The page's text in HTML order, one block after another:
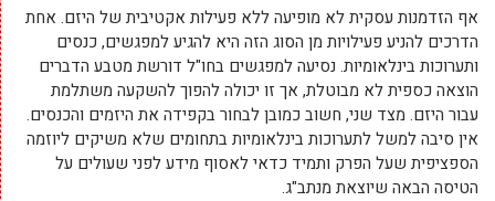
אף הזדמנות עסקית לא מופיעה ללא פעילות אקטיבית של היזם. אחת
הדרכים להניע פעילויות מן הסוג הזה היא להגיע למפגשים, כנסים
ותערוכות בינלאומיות. נסיעה למפגשים בחו"ל דורשת מטבע הדברים
הוצאה כספית לא מבוטלת, אך זו יכולה להפוך להשקעה משתלמת
עבור היזם. מצד שני, חשוב כמובן לבחור בקפידה את היזמים והכנסים.
אין סיבה למשל לתערוכות בינלאומיות בתחומים שלא משיקים ליוזמה
הספציפית שעל הפרק ותמיד כדאי לאסוף מידע לפני שעולים על
הטיסה הבאה שיוצאת מנתב"ג.